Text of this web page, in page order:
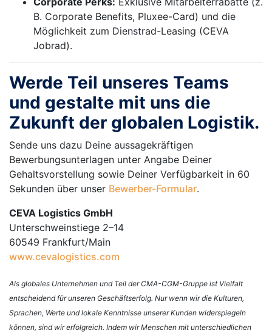
B. Corporate Benefits, Pluxee-Card) und die
Möglichkeit zum Dienstrad-Leasing (CEVA
Jobrad).
Werde Teil unseres Teams
und gestalte mit uns die
Zukunft der globalen Logistik.
Sende uns dazu Deine aussagekräftigen
Bewerbungsunterlagen unter Angabe Deiner
Gehaltsvorstellung sowie Deiner Verfügbarkeit in 60
Sekunden über unser Bewerber-Formular.
CEVA Logistics GmbH
Unterschweinstiege 2–14
60549 Frankfurt/Main
www.cevalogistics.com
Als globales Unternehmen und Teil der CMA-CGM-Gruppe ist Vielfalt
entscheidend für unseren Geschäftserfolg. Nur wenn wir die Kulturen,
Sprachen, Werte und lokale Kenntnisse unserer Kunden widerspiegeln
können, sind wir erfolgreich. Indem wir Menschen mit unterschiedlichen